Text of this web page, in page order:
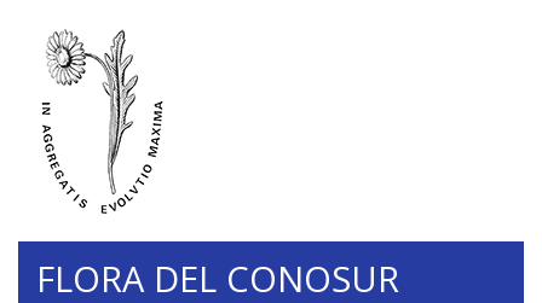
FLORA DEL CONOSUR